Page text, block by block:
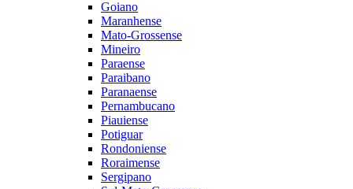
Goiano
Maranhense
Mato-Grossense
Mineiro
Paraense
Paraibano
Paranaense
Pernambucano
Piauiense
Potiguar
Rondoniense
Roraimense
Sergipano